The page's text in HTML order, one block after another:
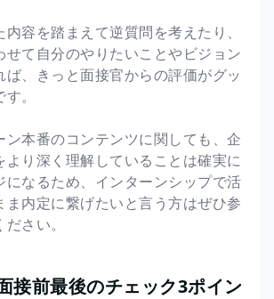
容を踏まえて逆質問を考えたり、
せて自分のやりたいことやビジョン
ば、きっと面接官からの評価がグッ
。
ン本番のコンテンツに関しても、企
より深く理解していることは確実に
になるため、インターンシップで活
ま内定に繋げたいと言う方はぜひ参
さい。
接前最後のチェック3ポイン